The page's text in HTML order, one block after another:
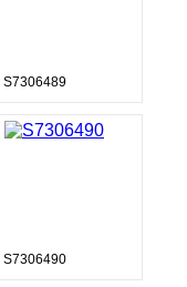
S7306489
S7306490